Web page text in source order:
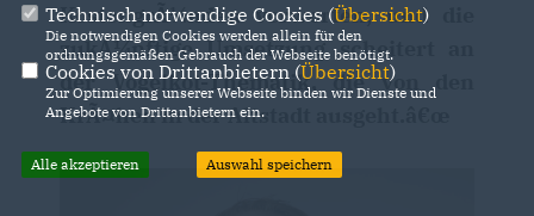
KostengrÃ¼nden verworfen, und die
zukÃ¼nftige Umsetzung scheitert an
der Vogelkot-Thematik, die von den
KrÃ¤hen in der Altstadt ausgeht.â€œ
Technisch notwendige Cookies (Übersicht)
Die notwendigen Cookies werden allein für den
ordnungsgemäßen Gebrauch der Webseite benötigt.
Cookies von Drittanbietern (Übersicht)
Zur Optimierung unserer Webseite binden wir Dienste und
Angebote von Drittanbietern ein.
Alle akzeptieren Auswahl speichern